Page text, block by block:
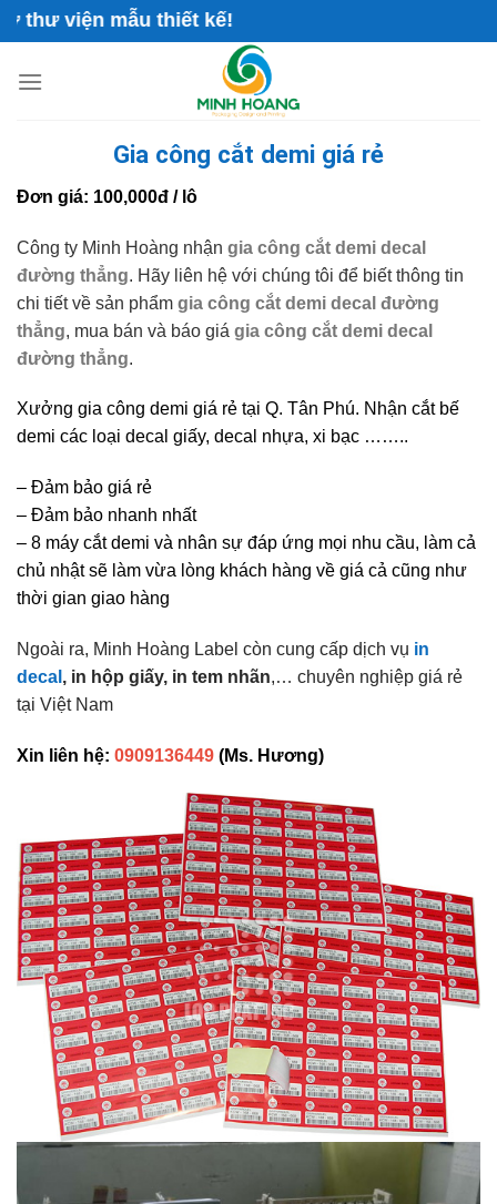
Skip
to
viện mẫu thiết kế!
Gia công cắt demi giá rẻ
Đơn giá: 100,000đ / lô
Công ty Minh Hoàng nhận gia công cắt demi decal
đường thẳng. Hãy liên hệ với chúng tôi để biết thông tin
chi tiết về sản phẩm gia công cắt demi decal đường
thẳng, mua bán và báo giá gia công cắt demi decal
đường thẳng.
Xưởng gia công demi giá rẻ tại Q. Tân Phú. Nhận cắt bế
demi các loại decal giấy, decal nhựa, xi bạc ……..
– Đảm bảo giá rẻ
– Đảm bảo nhanh nhất
– 8 máy cắt demi và nhân sự đáp ứng mọi nhu cầu, làm cả
chủ nhật sẽ làm vừa lòng khách hàng về giá cả cũng như
thời gian giao hàng
Ngoài ra, Minh Hoàng Label còn cung cấp dịch vụ in
decal , in hộp giấy, in tem nhãn,… chuyên nghiệp giá rẻ
tại Việt Nam
Xin liên hệ: 0909136449 (Ms. Hương)